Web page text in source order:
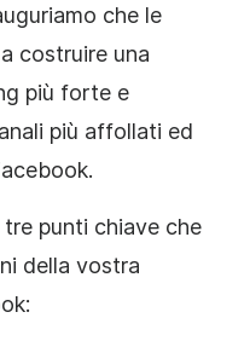
che le
costruire una
più forte e
più affollati ed
punti chiave che
della vostra